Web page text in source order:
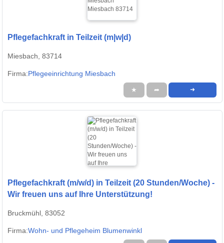
Pflegefachkraft in Teilzeit (m|w|d)
Miesbach, 83714
Firma:Pflegeeinrichtung Miesbach
★ ➦ ➜
Pflegefachkraft (m/w/d) in Teilzeit (20 Stunden/Woche) -
Wir freuen uns auf Ihre Unterstützung!
Bruckmühl, 83052
Firma:Wohn- und Pflegeheim Blumenwinkl